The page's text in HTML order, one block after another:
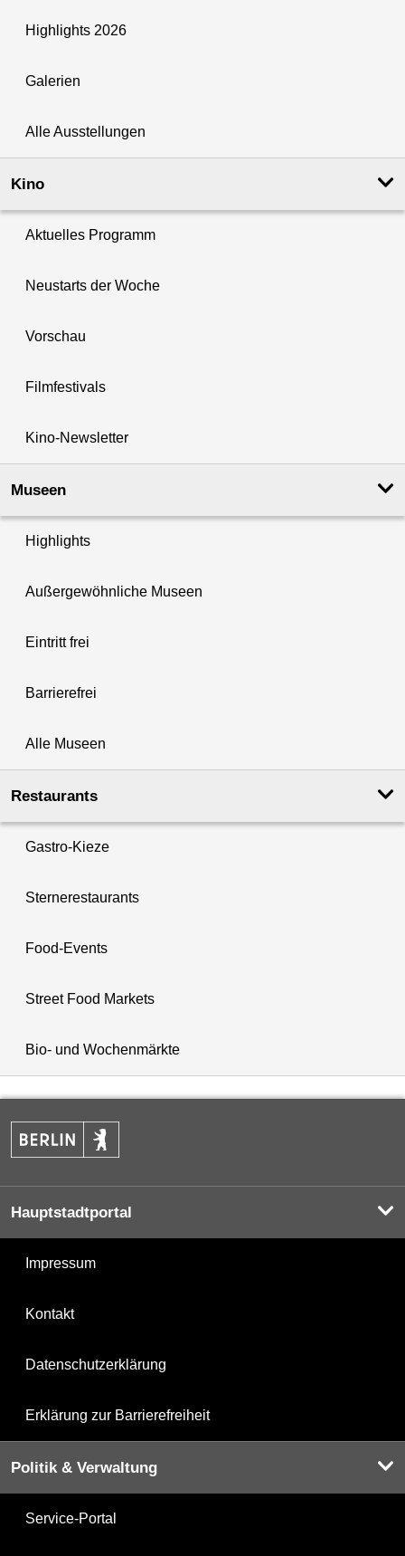
Highlights 2026
Galerien
Alle Ausstellungen
Kino
Aktuelles Programm
Neustarts der Woche
Vorschau
Filmfestivals
Kino-Newsletter
Museen
Highlights
Außergewöhnliche Museen
Eintritt frei
Barrierefrei
Alle Museen
Restaurants
Gastro-Kieze
Sternerestaurants
Food-Events
Street Food Markets
Bio- und Wochenmärkte
Hauptstadtportal
Impressum
Kontakt
Datenschutzerklärung
Erklärung zur Barrierefreiheit
Politik & Verwaltung
Service-Portal